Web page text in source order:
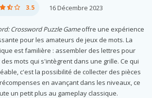
3.5 16 Décembre 2023
Crossword Puzzle Gameoffre une expérience
pour les amateurs de jeux de mots. La
est familière : assembler des lettres pour
mots qui s'intègrent dans une grille. Ce qui
c'est la possibilité de collecter des pièces
en avançant dans les niveaux, ce
un petit plus au gameplay classique.